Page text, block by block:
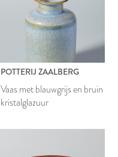
POTTERIJ ZAALBERG
Vaas met blauwgrijs en bruin
kristalglazuur